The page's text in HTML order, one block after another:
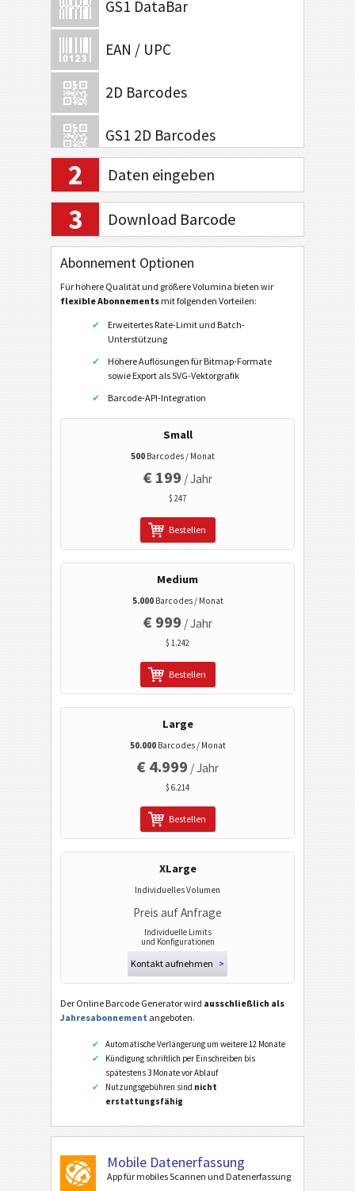
GS1 DataBar
EAN / UPC
2D Barcodes
GS1 2D Barcodes
Electronic Banking / SEPA
Mobile Tagging
Gesundheitswesen
ISBN Codes
ISBN 13
ISBN 13 + 5 Zeichen
ISMN
ISSN
Visitenkarten
Kalender Codes
Wi-Fi Barcodes
2 Daten eingeben
3 Download Barcode
Abonnement Optionen
Für höhere Qualität und größere Volumina bieten wir
flexible Abonnements mit folgenden Vorteilen:
Erweitertes Rate-Limit und Batch-
Unterstützung
Höhere Auflösungen für Bitmap-Formate
sowie Export als SVG-Vektorgrafik
Barcode-API-Integration
Small
500 Barcodes / Monat
€ 199 / Jahr
$ 247
Bestellen
Medium
5.000Barcodes / Monat
€ 999 / Jahr
$ 1.242
Bestellen
Large
50.000Barcodes / Monat
€ 4.999 / Jahr
$ 6.214
Bestellen
XLarge
Individuelles Volumen
Preis auf Anfrage
Individuelle Limits
und Konfigurationen
Kontakt aufnehmen >
Der Online Barcode Generator wird ausschließlich als
Jahresabonnement angeboten.
Automatische Verlängerung um weitere 12 Monate
Kündigung schriftlich per Einschreiben bis
spätestens 3 Monate vor Ablauf
Nutzungsgebühren sind nicht
erstattungsfähig
Mobile Datenerfassung
App für mobiles Scannen und Datenerfassung